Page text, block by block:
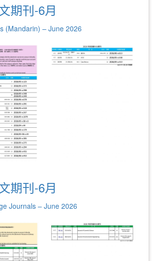
期刊-6月
(Mandarin) – June 2026
期刊-6月
Journals – June 2026